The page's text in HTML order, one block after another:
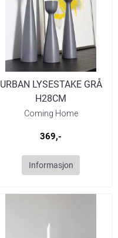
URBAN LYSESTAKE GRÅ
H28CM
Coming Home
369,-
Informasjon